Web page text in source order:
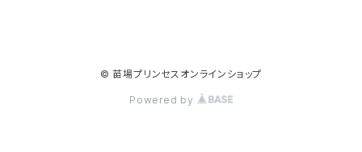
© 苗場プリンセスオンラインショップ
Powered by